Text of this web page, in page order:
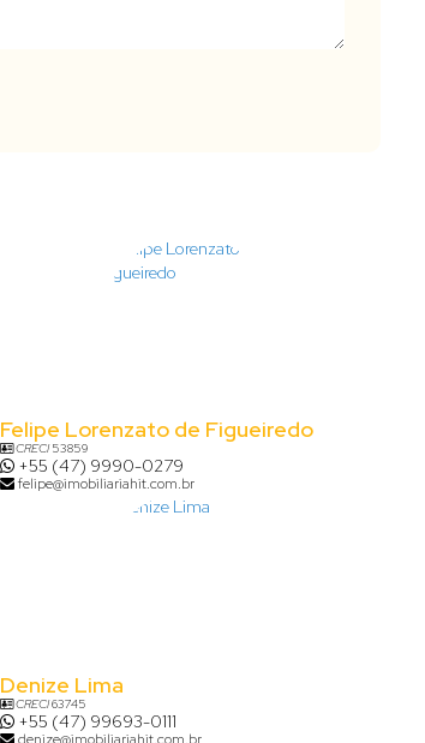
Felipe Lorenzato de Figueiredo
CRECI53859
+55 (47) 9990-0279
felipe@imobiliariahit.com.br
Denize Lima
CRECI63745
+55 (47) 99693-0111